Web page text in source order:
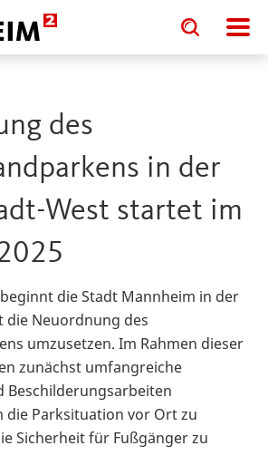
Toggle
search
input
Toggle
search
input
des
in der
West startet im
die Stadt Mannheim in der
die Neuordnung des
umzusetzen. Im Rahmen dieser
zunächst umfangreiche
Beschilderungsarbeiten
Parksituation vor Ort zu
Sicherheit für Fußgänger zu